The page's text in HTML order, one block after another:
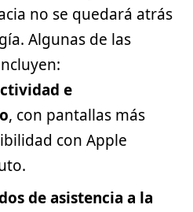
no se quedará atrás
Algunas de las
e
, con pantallas más
con Apple
de asistencia a la